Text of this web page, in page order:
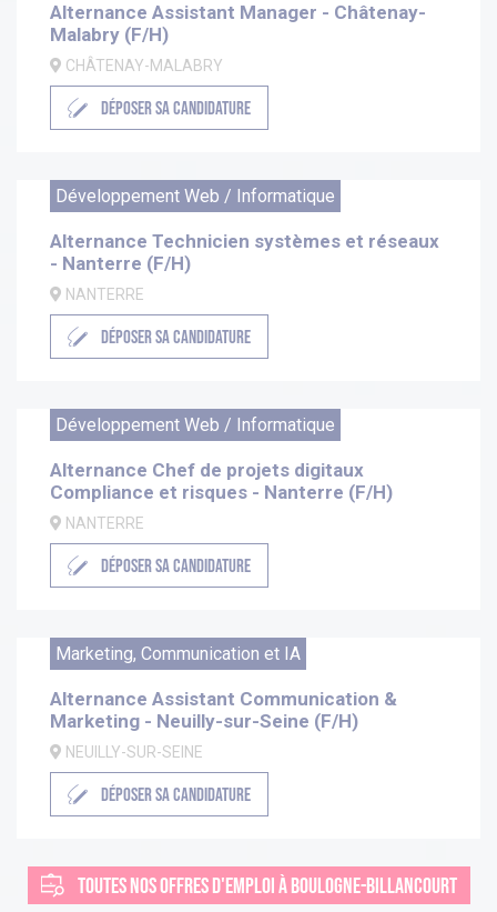
Alternance Assistant Manager - Châtenay-
Malabry (F/H)
CHÂTENAY-MALABRY
DÉPOSER SA CANDIDATURE
Développement Web / Informatique
Alternance Technicien systèmes et réseaux
- Nanterre (F/H)
NANTERRE
DÉPOSER SA CANDIDATURE
Développement Web / Informatique
Alternance Chef de projets digitaux
Compliance et risques - Nanterre (F/H)
NANTERRE
DÉPOSER SA CANDIDATURE
Marketing, Communication et IA
Alternance Assistant Communication &
Marketing - Neuilly-sur-Seine (F/H)
NEUILLY-SUR-SEINE
DÉPOSER SA CANDIDATURE
TOUTES NOS OFFRES D'EMPLOI À BOULOGNE-BILLANCOURT